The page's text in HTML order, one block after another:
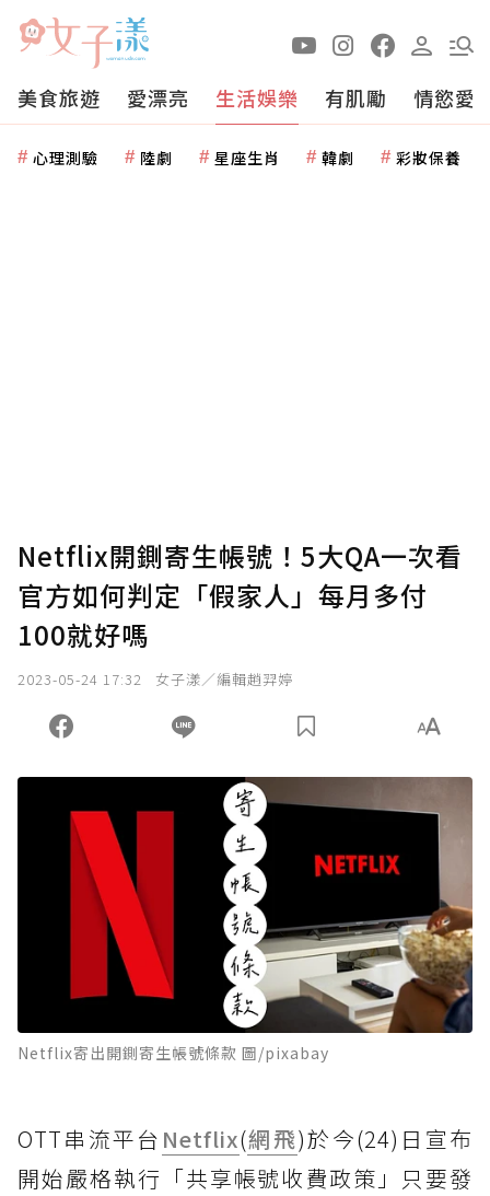
美食旅遊 愛漂亮 生活娛樂 有肌勵 情慾愛
心理測驗 陸劇 星座生肖 韓劇 彩妝保養
Netflix開鍘寄生帳號！5大QA一次看
官方如何判定「假家人」每月多付
100就好嗎
2023-05-24 17:32 女子漾／編輯趙羿婷
Netflix寄出開鍘寄生帳號條款 圖/pixabay
OTT串流平台 Netflix(網飛)於今(24)日宣布
開始嚴格執行「共享帳號收費政策」只要發